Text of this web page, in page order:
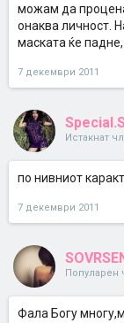
можам да
онаква личност.
маската ќе
7 декември 2011
Истакнат
по нивниот
7 декември 2011
Популарен
Фала Богу